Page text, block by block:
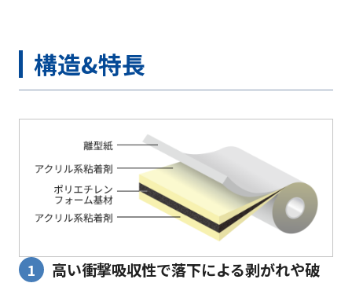
構造&特長
高い衝撃吸収性で落下による剥がれや破